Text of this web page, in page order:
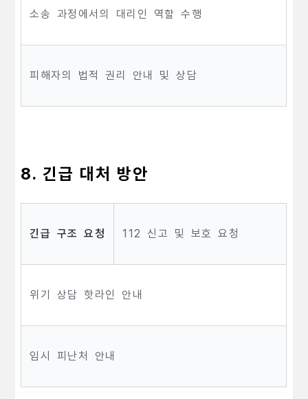
소송 과정에서의 대리인 역할 수행
피해자의 법적 권리 안내 및 상담
8. 긴급 대처 방안
긴급 구조 요청 112 신고 및 보호 요청
위기 상담 핫라인 안내
임시 피난처 안내